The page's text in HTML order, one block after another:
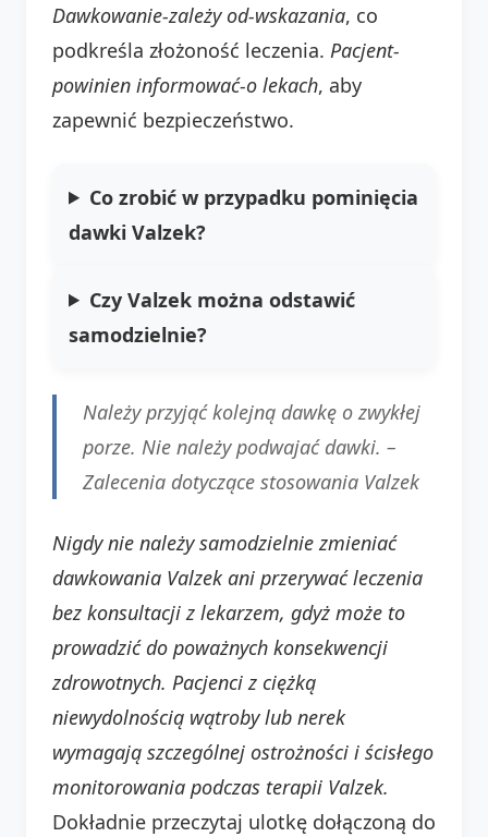
Dawkowanie-zależy od-wskazania, co
podkreśla złożoność leczenia. Pacjent-
powinien informować-o lekach, aby
zapewnić bezpieczeństwo.
Co zrobić w przypadku pominięcia
dawki Valzek?
Czy Valzek można odstawić
samodzielnie?
Należy przyjąć kolejną dawkę o zwykłej
porze. Nie należy podwajać dawki. –
Zalecenia dotyczące stosowania Valzek
Nigdy nie należy samodzielnie zmieniać
dawkowania Valzek ani przerywać leczenia
bez konsultacji z lekarzem, gdyż może to
prowadzić do poważnych konsekwencji
zdrowotnych. Pacjenci z ciężką
niewydolnością wątroby lub nerek
wymagają szczególnej ostrożności i ścisłego
monitorowania podczas terapii Valzek.
Dokładnie przeczytaj ulotkę dołączoną do